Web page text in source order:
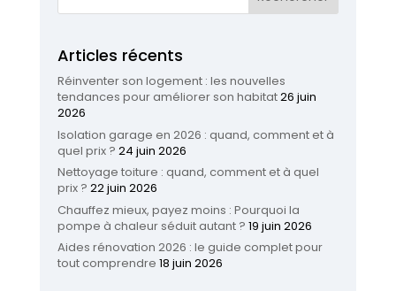
Articles récents
Réinventer son logement : les nouvelles
tendances pour améliorer son habitat26 juin
2026
Isolation garage en 2026 : quand, comment et à
quel prix ? 24 juin 2026
Nettoyage toiture : quand, comment et à quel
prix ? 22 juin 2026
Chauffez mieux, payez moins : Pourquoi la
pompe à chaleur séduit autant ? 19 juin 2026
Aides rénovation 2026 : le guide complet pour
tout comprendre 18 juin 2026